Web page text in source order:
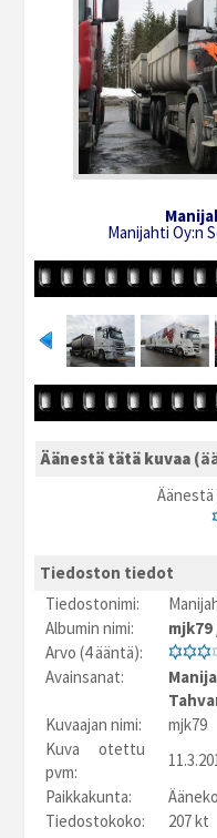
Manijahti Oy:n
Äänestä tätä kuvaa
Tiedoston tiedot
Tiedostonimi:
Albumin nimi:
mjk79
Arvo (4 ääntä):
Avainsanat:
Kuvaajan nimi:
mjk79
Kuva otettu
pvm:
Paikkakunta:
Tiedostokoko:
207 kt